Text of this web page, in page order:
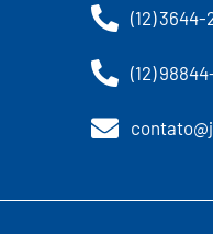
(12) 3644-
(12)